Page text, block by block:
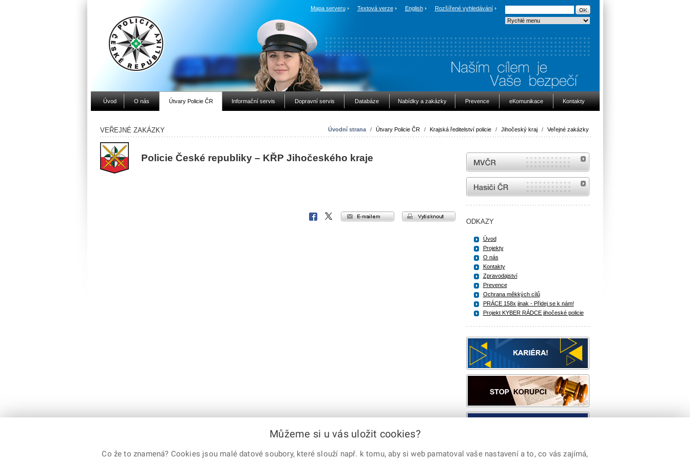
Mapa serveru Textová verze English Rozšířené vyhledávání
Úvod O nás Útvary Policie ČR Informační servis Dopravní servis Databáze Nabídky a zakázky Prevence eKomunikace Kontakty
Úvodní strana / Útvary Policie ČR / Krajská ředitelství policie / Jihočeský kraj / Veřejné zakázky
VEŘEJNÉ ZAKÁZKY
Policie České republiky – KŘP Jihočeského kraje
vytisknout
e-mailem
X
Facebook
MVČR
internetové stránky Hasiči ČR
ODKAZY
Úvod
Projekty
O nás
Kontakty
Zpravodajství
Prevence
Ochrana měkkých cílů
PRÁCE 158x jinak - Přidej se k nám!
Projekt KYBER RÁDCE jihočeské policie
Můžeme si u vás uložit cookies?
Co že to znamená? Cookies jsou malé datové soubory, které slouží např. k tomu, aby si web pamatoval vaše nastavení a to, co vás zajímá,